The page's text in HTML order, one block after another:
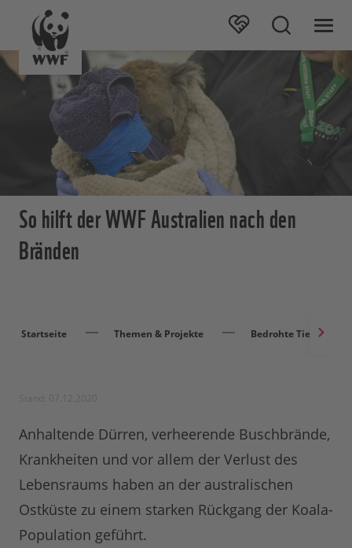
So hilft der WWF Australien nach den
Bränden
Startseite Themen & Projekte Bedrohte Tierarten
Anhaltende Dürren, verheerende Buschbrände,
Krankheiten und vor allem der Verlust des
Lebensraums haben an der australischen
Ostküste zu einem starken Rückgang der Koala-
Population geführt.